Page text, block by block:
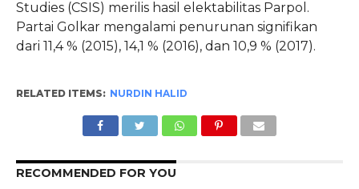
Studies (CSIS) merilis hasil elektabilitas Parpol.
Partai Golkar mengalami penurunan signifikan
dari 11,4 % (2015), 14,1 % (2016), dan 10,9 % (2017).
RELATED ITEMS: NURDIN HALID
RECOMMENDED FOR YOU